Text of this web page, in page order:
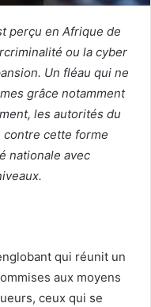
perçu en Afrique de
ou la cyber
Un fléau qui ne
grâce notamment
les autorités du
contre cette forme
nationale avec
qui réunit un
aux moyens
ceux qui se